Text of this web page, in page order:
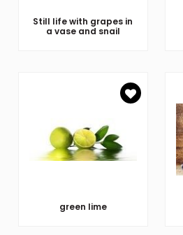
Still life with grapes in
a vase and snail
green lime